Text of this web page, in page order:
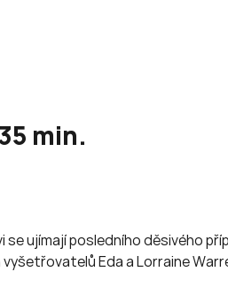
min.
ujímají posledního děsivého
Eda a Lorraine